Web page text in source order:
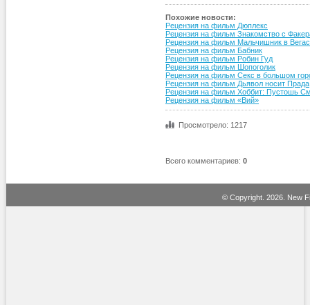
Похожие новости:
Рецензия на фильм Дюплекс
Рецензия на фильм Знакомство с
Рецензия на фильм Мальчишник в
Рецензия на фильм Бабник
Рецензия на фильм Робин Гуд
Рецензия на фильм Шопоголик
Рецензия на фильм Секс в большом
Рецензия на фильм Дьявол носит Прада
Рецензия на фильм Хоббит: Пустошь
Рецензия на фильм «Вий»
Просмотрело: 1217
Всего комментариев: 0
© Copyright. 2026. New